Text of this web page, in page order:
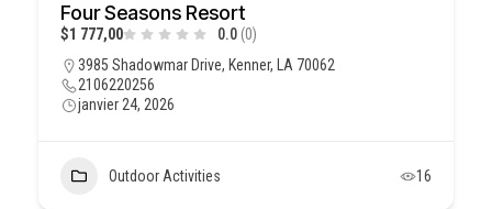
Four Seasons Resort
$1 777,00 0.0 (0)
3985 Shadowmar Drive, Kenner, LA 70062
2106220256
janvier 24, 2026
Outdoor Activities 16